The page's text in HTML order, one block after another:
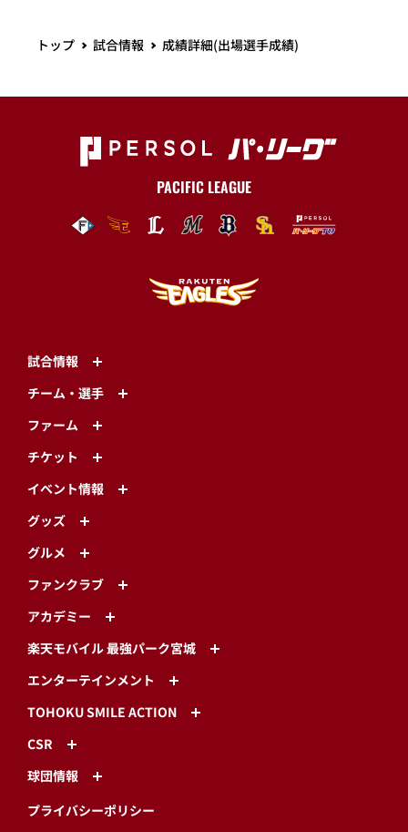
トップ 試合情報 成績詳細(出場選手成績)
PACIFIC LEAGUE
試合情報
チーム・選手
ファーム
チケット
イベント情報
グッズ
グルメ
ファンクラブ
アカデミー
楽天モバイル 最強パーク宮城
エンターテインメント
TOHOKU SMILE ACTION
CSR
球団情報
プライバシーポリシー